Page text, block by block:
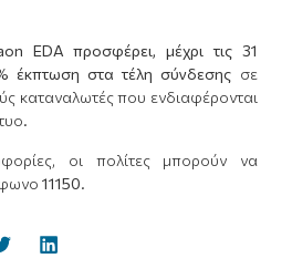
EDA προσφέρει, μέχρι τις 31
έκπτωση στα τέλη σύνδεσης σε
καταναλωτές που ενδιαφέρονται
οι πολίτες μπορούν να
11150.